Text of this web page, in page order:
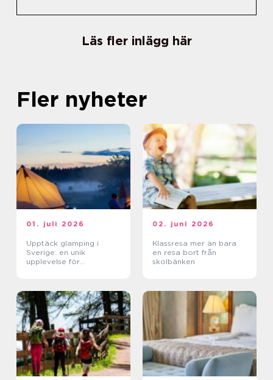
Läs fler inlägg här
Fler nyheter
01. juli 2026
Upptäck glamping i
Sverige: en unik
upplevelse för
02. juni 2026
Klassresa mer än bara
en resa bort från
skolbänken